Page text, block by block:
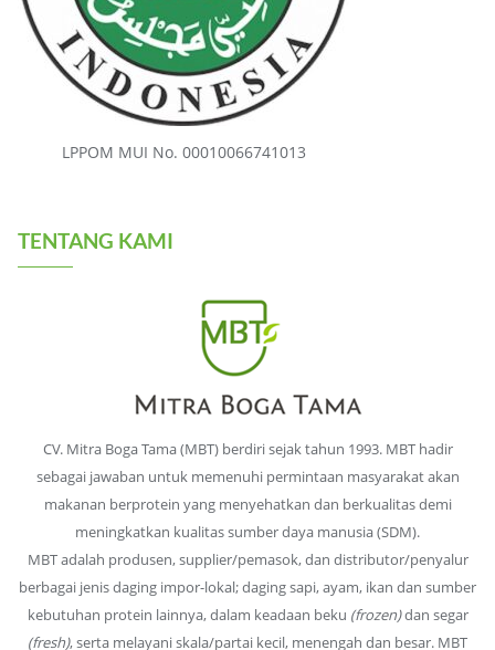
LPPOM MUI No. 00010066741013
TENTANG KAMI
CV. Mitra Boga Tama (MBT) berdiri sejak tahun 1993. MBT hadir
sebagai jawaban untuk memenuhi permintaan masyarakat akan
makanan berprotein yang menyehatkan dan berkualitas demi
meningkatkan kualitas sumber daya manusia (SDM).
MBT adalah produsen, supplier/pemasok, dan distributor/penyalur
berbagai jenis daging impor-lokal; daging sapi, ayam, ikan dan sumber
kebutuhan protein lainnya, dalam keadaan beku (frozen)dan segar
(fresh), serta melayani skala/partai kecil, menengah dan besar. MBT